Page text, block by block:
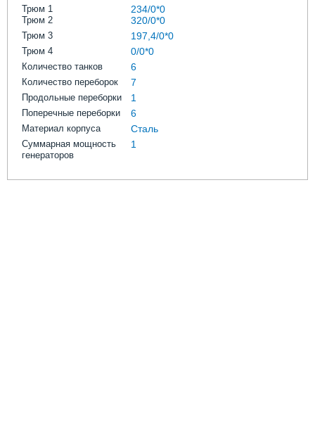
Трюм 1 234/0*0
Трюм 2 320/0*0
Трюм 3 197,4/0*0
Трюм 4 0/0*0
Количество танков 6
Количество переборок 7
Продольные переборки 1
Поперечные переборки 6
Материал корпуса Сталь
Суммарная мощность
генераторов
1